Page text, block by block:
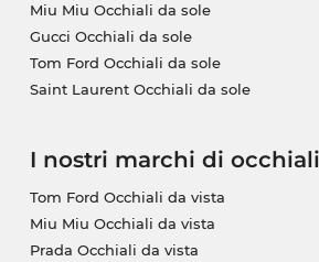
Miu Miu Occhiali da sole
Gucci Occhiali da sole
Tom Ford Occhiali da sole
Saint Laurent Occhiali da sole
I nostri marchi di
Tom Ford Occhiali da vista
Miu Miu Occhiali da vista
Prada Occhiali da vista